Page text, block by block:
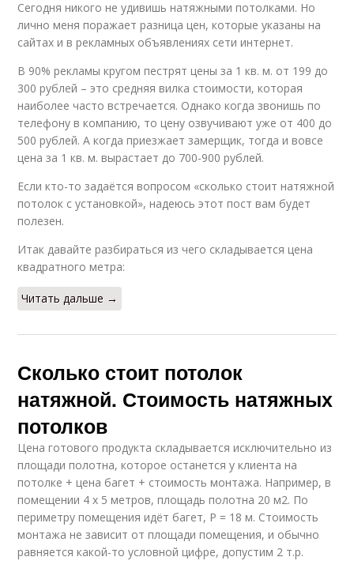
Сегодня никого не удивишь натяжными потолками. Но
лично меня поражает разница цен, которые указаны на
сайтах и в рекламных объявлениях сети интернет.
В 90% рекламы кругом пестрят цены за 1 кв. м. от 199 до
300 рублей – это средняя вилка стоимости, которая
наиболее часто встречается. Однако когда звонишь по
телефону в компанию, то цену озвучивают уже от 400 до
500 рублей. А когда приезжает замерщик, тогда и вовсе
цена за 1 кв. м. вырастает до 700-900 рублей.
Если кто-то задаётся вопросом «сколько стоит натяжной
потолок с установкой», надеюсь этот пост вам будет
полезен.
Итак давайте разбираться из чего складывается цена
квадратного метра:
Читать дальше →
Сколько стоит потолок
натяжной. Стоимость натяжных
потолков
Цена готового продукта складывается исключительно из
площади полотна, которое останется у клиента на
потолке + цена багет + стоимость монтажа. Например, в
помещении 4 х 5 метров, площадь полотна 20 м2. По
периметру помещения идёт багет, P = 18 м. Стоимость
монтажа не зависит от площади помещения, и обычно
равняется какой-то условной цифре, допустим 2 т.р.